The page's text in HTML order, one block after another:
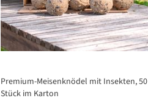
Premium-Meisenknödel mit Insekten, 50
Stück im Karton